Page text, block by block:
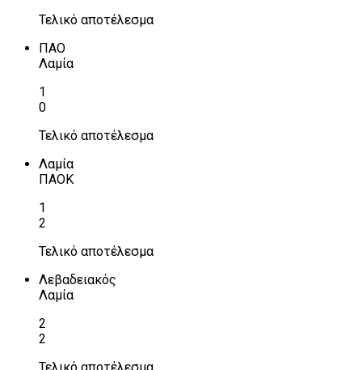
Τελικό αποτέλεσμα
ΠΑΟ
Λαμία
1
0
Τελικό αποτέλεσμα
Λαμία
ΠΑΟΚ
1
2
Τελικό αποτέλεσμα
Λεβαδειακός
Λαμία
2
2